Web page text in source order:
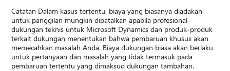
Catatan Dalam kasus tertentu, biaya yang biasanya diadakan
untuk panggilan mungkin dibatalkan apabila profesional
dukungan teknis untuk Microsoft Dynamics dan produk-produk
terkait dukungan menentukan bahwa pembaruan khusus akan
memecahkan masalah Anda. Biaya dukungan biasa akan berlaku
untuk pertanyaan dan masalah yang tidak termasuk pada
pembaruan tertentu yang dimaksud dukungan tambahan.